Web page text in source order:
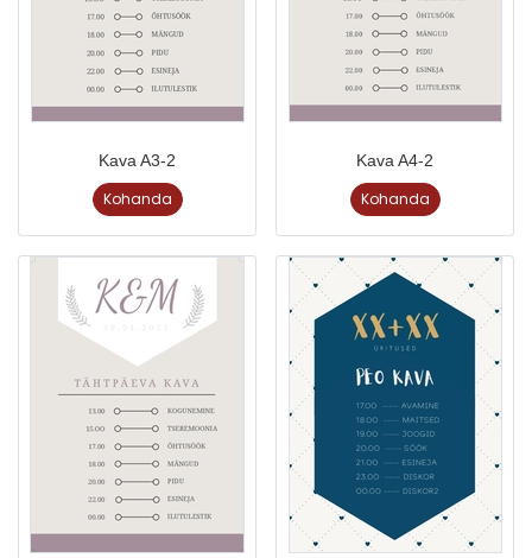
Kava A3-2
Kohanda
Kava A4-2
Kohanda